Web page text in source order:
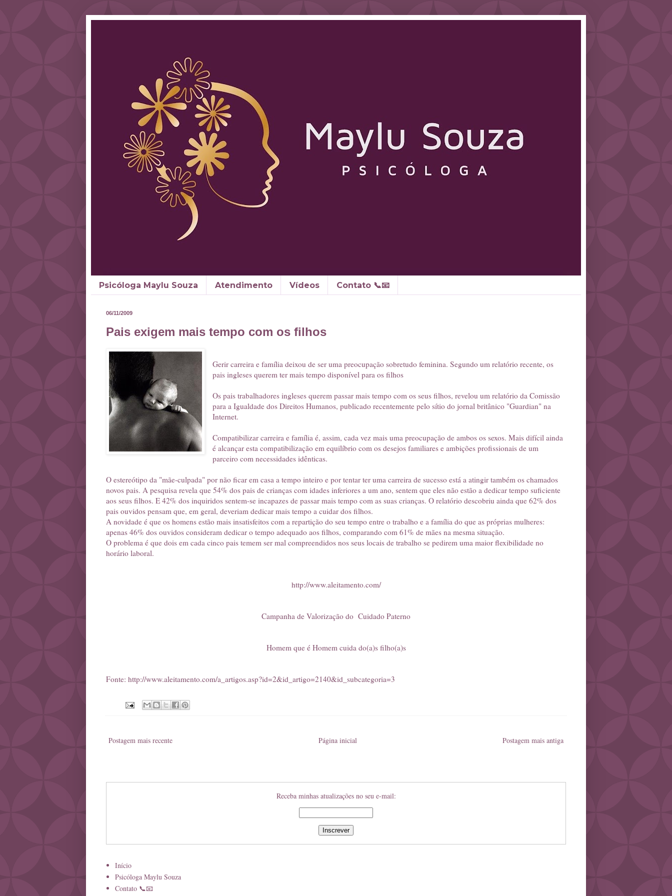
Psicóloga Maylu Souza Atendimento Vídeos Contato 📞📧
06/11/2009
Pais exigem mais tempo com os filhos
Gerir carreira e família deixou de ser uma preocupação sobretudo feminina. Segundo um relatório recente, os
pais ingleses querem ter mais tempo disponível para os filhos
Os pais trabalhadores ingleses querem passar mais tempo com os seus filhos, revelou um relatório da Comissão
para a Igualdade dos Direitos Humanos, publicado recentemente pelo sítio do jornal britânico "Guardian" na
Internet.
Compatibilizar carreira e família é, assim, cada vez mais uma preocupação de ambos os sexos. Mais difícil ainda
é alcançar esta compatibilização em equilíbrio com os desejos familiares e ambições profissionais de um
parceiro com necessidades idênticas.
O estereótipo da "mãe-culpada" por não ficar em casa a tempo inteiro e por tentar ter uma carreira de sucesso está a atingir também os chamados
novos pais. A pesquisa revela que 54% dos pais de crianças com idades inferiores a um ano, sentem que eles não estão a dedicar tempo suficiente
aos seus filhos. E 42% dos inquiridos sentem-se incapazes de passar mais tempo com as suas crianças. O relatório descobriu ainda que 62% dos
pais ouvidos pensam que, em geral, deveriam dedicar mais tempo a cuidar dos filhos.
A novidade é que os homens estão mais insatisfeitos com a repartição do seu tempo entre o trabalho e a família do que as próprias mulheres:
apenas 46% dos ouvidos consideram dedicar o tempo adequado aos filhos, comparando com 61% de mães na mesma situação.
O problema é que dois em cada cinco pais temem ser mal compreendidos nos seus locais de trabalho se pedirem uma maior flexibilidade no
horário laboral.
http://www.aleitamento.com/
Campanha de Valorização do Cuidado Paterno
Homem que é Homem cuida do(a)s filho(a)s
Fonte: http://www.aleitamento.com/a_artigos.asp?id=2&id_artigo=2140&id_subcategoria=3
Postagem mais recente Postagem mais antiga
Página inicial
Receba minhas atualizações no seu e-mail:
Início
Psicóloga Maylu Souza
Contato 📞📧